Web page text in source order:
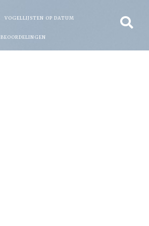
VOGELLIJSTEN OP DATUM
BEOORDELINGEN